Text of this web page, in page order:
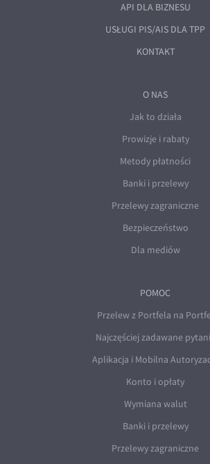
API DLA BIZNESU
USŁUGI PIS/AIS DLA TPP
KONTAKT
O NAS
Jak to działa
Prowizje i rabaty
Metody płatności
Banki i przelewy
Przelewy zagraniczne
Bezpieczeństwo
Dla mediów
POMOC
Przelew z Portfela na
Najczęściej zadawane
Aplikacja i Mobilna
Konto i opłaty
Wymiana walut
Banki i przelewy
Przelewy zagraniczne